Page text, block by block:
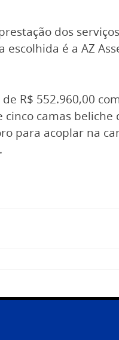
dos
é a AZ
R$ 552.960,00
cinco camas beliche
para acoplar na